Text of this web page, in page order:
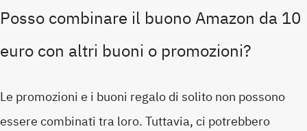
Posso combinare il buono Amazon da 10
euro con altri buoni o promozioni?
Le promozioni e i buoni regalo di solito non possono
essere combinati tra loro. Tuttavia, ci potrebbero